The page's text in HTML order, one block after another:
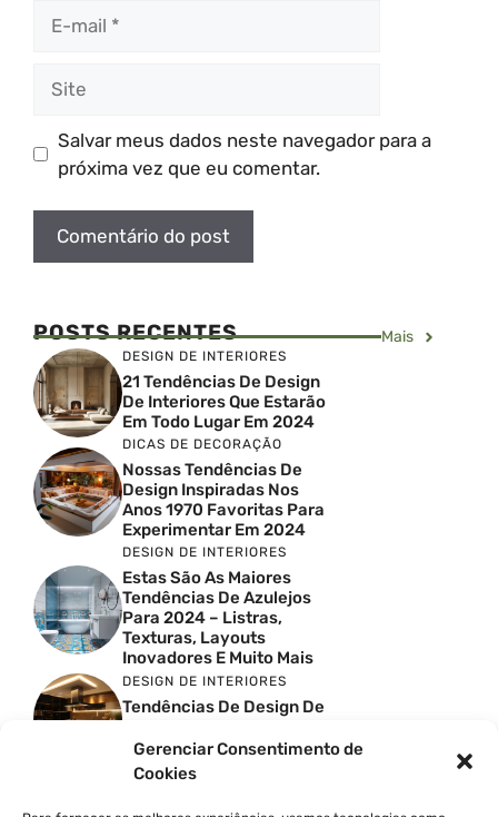
Gerenciar Consentimento de
Cookies
mail
Salvar meus dados neste navegador para a
próxima vez que eu comentar.
POSTS RECENTES Mais
DESIGN DE INTERIORES
21 Tendências De Design
De Interiores Que Estarão
Em Todo Lugar Em 2024
DICAS DE DECORAÇÃO
Nossas Tendências De
Design Inspiradas Nos
Anos 1970 Favoritas Para
Experimentar Em 2024
DESIGN DE INTERIORES
Estas São As Maiores
Tendências De Azulejos
Para 2024 – Listras,
Texturas, Layouts
Inovadores E Muito Mais
DESIGN DE INTERIORES
Tendências De Design De
Para 2024
DESIGN DE INTERIORES